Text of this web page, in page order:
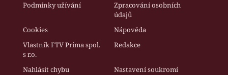
Podmínky užívání
Zpracování osobních
údajů
Cookies
Nápověda
Vlastník FTV Prima spol.
s r.o.
Redakce
Nahlásit chybu Nastavení soukromí